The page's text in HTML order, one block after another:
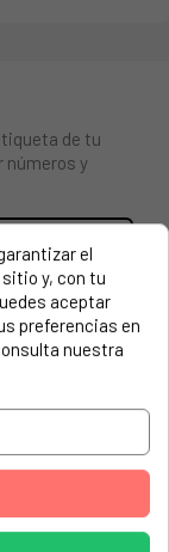
de tu
números y
BOSCH
el
y, con tu
aceptar
preferencias en
nuestra